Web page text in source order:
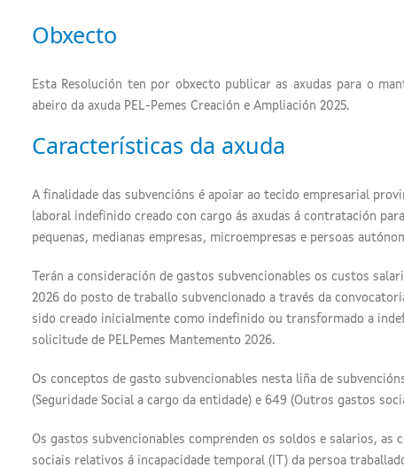
Obxecto
Esta Resolución ten por obxecto publicar as axudas para o
abeiro da axuda PEL-Pemes Creación e Ampliación 2025.
Características da axuda
A finalidade das subvencións é apoiar ao tecido empresarial
laboral indefinido creado con cargo ás axudas á contratación
pequenas, medianas empresas, microempresas e persoas
Terán a consideración de gastos subvencionables os custos
2026 do posto de traballo subvencionado a través da
sido creado inicialmente como indefinido ou transformado a
solicitude de PELPemes Mantemento 2026.
Os conceptos de gasto subvencionables nesta liña de
(Seguridade Social a cargo da entidade) e 649 (Outros gastos
Os gastos subvencionables comprenden os soldos e salarios,
sociais relativos á incapacidade temporal (IT) da persoa